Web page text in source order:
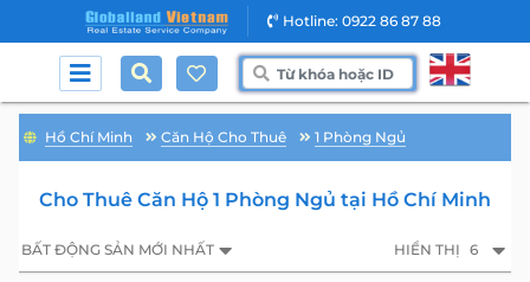
Hotline: 0922 86 87 88
Hồ Chí Minh Căn Hộ Cho Thuê 1 Phòng Ngủ
Cho Thuê Căn Hộ 1 Phòng Ngủ tại Hồ Chí Minh
BẤT ĐỘNG SẢN MỚI NHẤT HIỂN THỊ 6